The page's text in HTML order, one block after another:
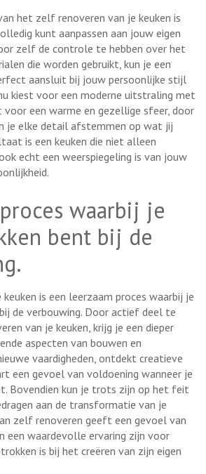
het zelf renoveren van je keuken is
kunt aanpassen aan jouw eigen
zelf de controle te hebben over het
die worden gebruikt, kun je een
aansluit bij jouw persoonlijke stijl
kiest voor een moderne uitstraling met
een warme en gezellige sfeer, door
je elke detail afstemmen op wat jij
is een keuken die niet alleen
echt een weerspiegeling is van jouw
waarbij je
bent bij de
is een leerzaam proces waarbij je
de verbouwing. Door actief deel te
van je keuken, krijg je een dieper
aspecten van bouwen en
vaardigheden, ontdekt creatieve
een gevoel van voldoening wanneer je
Bovendien kun je trots zijn op het feit
aan de transformatie van je
zelf renoveren geeft een gevoel van
een waardevolle ervaring zijn voor
is bij het creëren van zijn eigen